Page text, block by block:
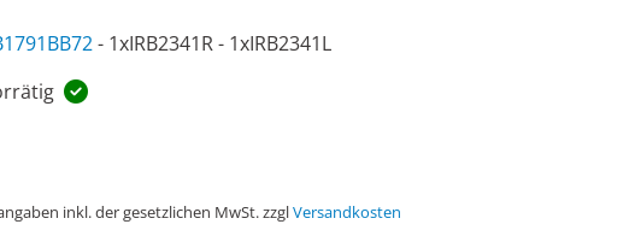
- 1xIRB2341R - 1xIRB2341L
inkl. der gesetzlichen MwSt. zzglVersandkosten